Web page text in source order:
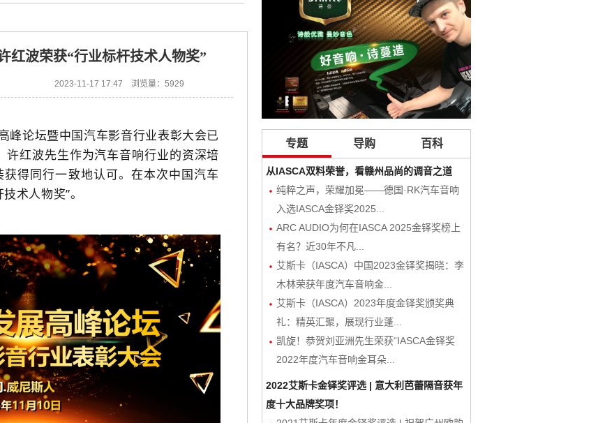
红波荣获“行业标杆技术人物奖”
2023-11-17 17:47 浏览量：5929
峰论坛暨中国汽车影音行业表彰大会已
红波先生作为汽车音响行业的资深培
得同行一致地认可。在本次中国汽车
术人物奖”。
专题 导购 百科
从IASCA双料荣誉，看赣州品尚的调音之道
纯粹之声，荣耀加冕——德国·RK汽车音响
入选IASCA金铎奖2025...
ARC AUDIO为何在IASCA 2025金铎奖榜上
有名？近30年不凡...
艾斯卡（IASCA）中国2023金铎奖揭晓：李
木林荣获年度汽车音响金...
艾斯卡（IASCA）2023年度金铎奖颁奖典
礼：精英汇聚，展现行业蓬...
凯旋！恭贺刘亚洲先生荣获“IASCA金铎奖
2022年度汽车音响金耳朵...
2022艾斯卡金铎奖评选 | 意大利芭蕾隔音获年
度十大品牌奖项！